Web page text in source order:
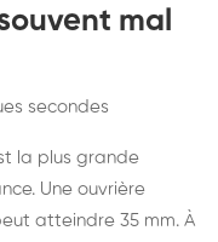
mal
secondes
la plus grande
Une ouvrière
atteindre 35 mm. À